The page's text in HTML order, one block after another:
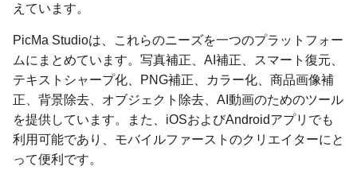
えています。
PicMa Studioは、これらのニーズを一つのプラットフォー
ムにまとめています。写真補正、AI補正、スマート復元、
テキストシャープ化、PNG補正、カラー化、商品画像補
正、背景除去、オブジェクト除去、AI動画のためのツール
を提供しています。また、iOSおよびAndroidアプリでも
利用可能であり、モバイルファーストのクリエイターにと
って便利です。